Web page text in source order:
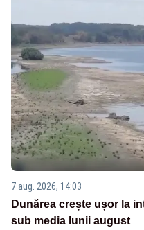
7 aug. 2026, 14:03
Dunărea crește ușor la
sub media lunii august